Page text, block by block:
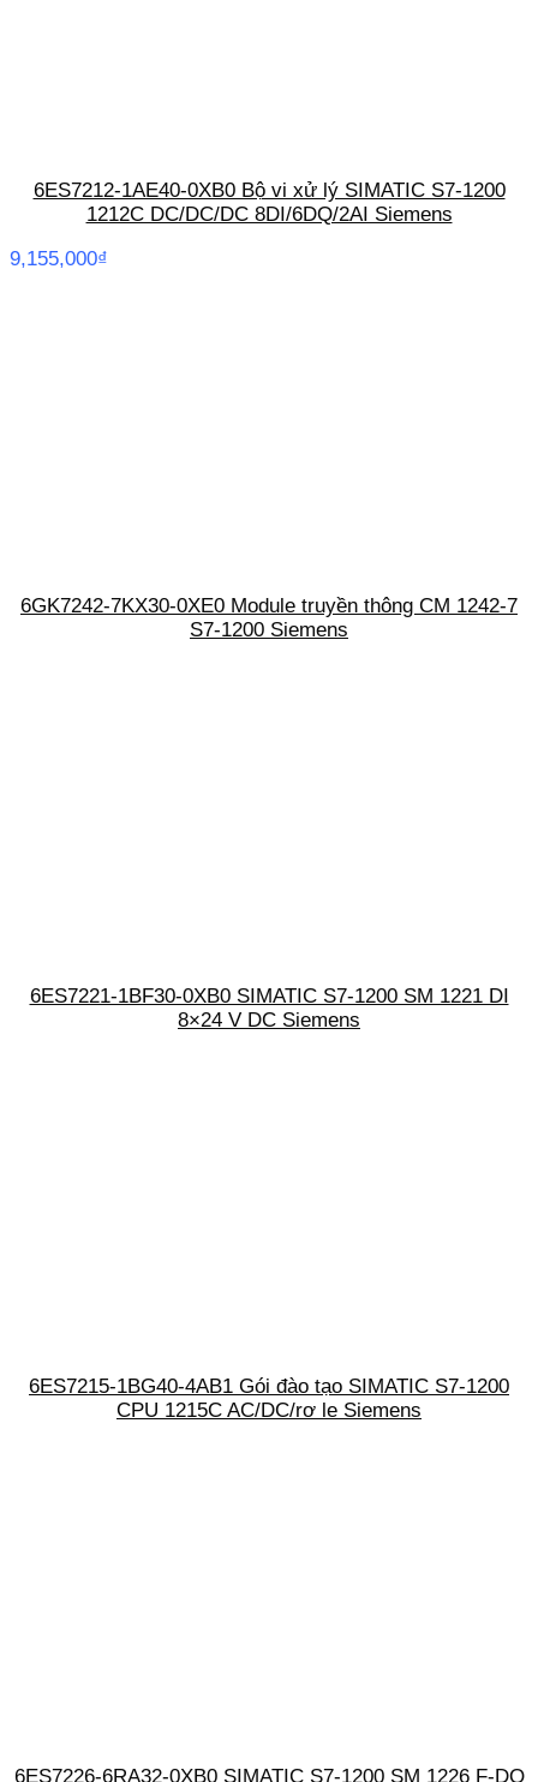
6ES7212-1AE40-0XB0 Bộ vi xử lý SIMATIC S7-1200
1212C DC/DC/DC 8DI/6DQ/2AI Siemens
9,155,000₫
6GK7242-7KX30-0XE0 Module truyền thông CM 1242-7
S7-1200 Siemens
6ES7221-1BF30-0XB0 SIMATIC S7-1200 SM 1221 DI
8×24 V DC Siemens
6ES7215-1BG40-4AB1 Gói đào tạo SIMATIC S7-1200
CPU 1215C AC/DC/rơ le Siemens
6ES7226-6RA32-0XB0 SIMATIC S7-1200 SM 1226 F-DQ